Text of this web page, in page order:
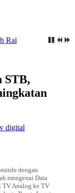
Rai
STB,
digital
dengan
mengenai Data
TV Analog ke TV